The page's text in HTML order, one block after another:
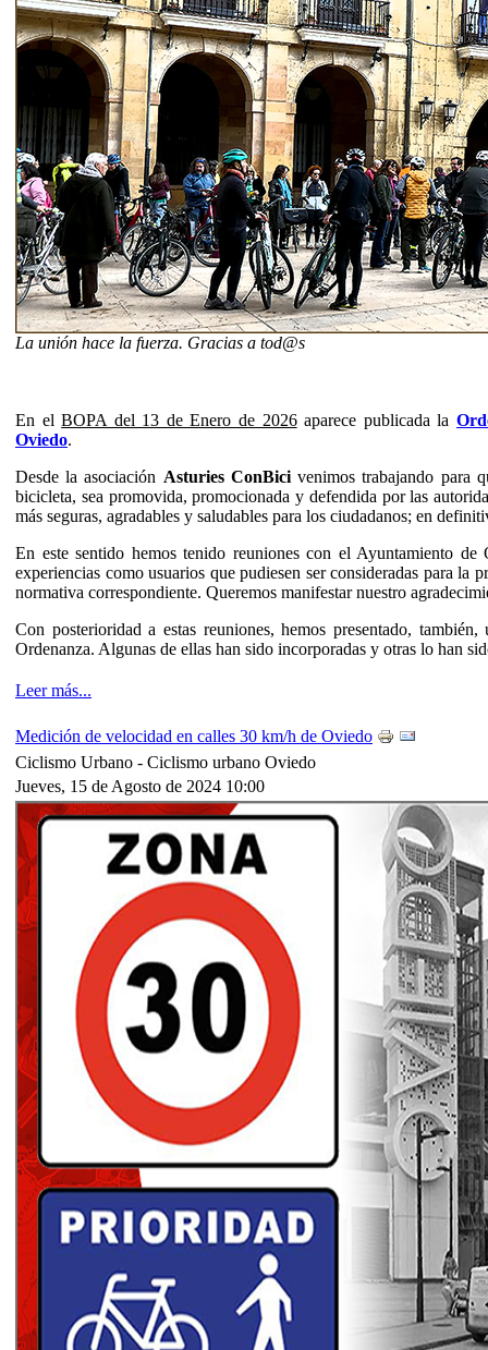
La unión hace la fuerza. Gracias a tod@s
En elBOPA del 13 de Enero de 2026aparece publicada la
Oviedo.
Desde la asociación Asturies ConBicivenimos trabajando para
bicicleta, sea promovida, promocionada y defendida por las
más seguras, agradables y saludables para los ciudadanos; en
En este sentido hemos tenido reuniones con el Ayuntamiento de
experiencias como usuarios que pudiesen ser consideradas para
normativa correspondiente. Queremos manifestar nuestro
Con posterioridad a estas reuniones, hemos presentado,
Ordenanza. Algunas de ellas han sido incorporadas y otras lo han
Leer más...
Medición de velocidad en calles 30 km/h de Oviedo
Ciclismo Urbano - Ciclismo urbano Oviedo
Jueves, 15 de Agosto de 2024 10:00